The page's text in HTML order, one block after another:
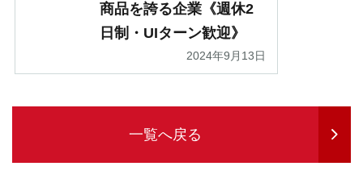
商品を誇る企業《週休2
日制・UIターン歓迎》
2024年9月13日
一覧へ戻る